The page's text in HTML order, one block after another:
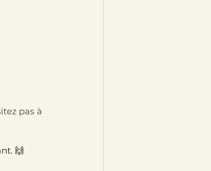
pas à
🙌